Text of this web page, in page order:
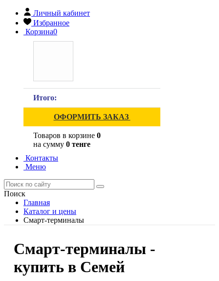
Личный кабинет
Избранное
Корзина0
Итого:
ОФОРМИТЬ ЗАКАЗ
Товаров в корзине 0
на сумму 0 тенге
Контакты
Меню
Поиск
Главная
Каталог и цены
Смарт-терминалы
Смарт-терминалы -
купить в Семей